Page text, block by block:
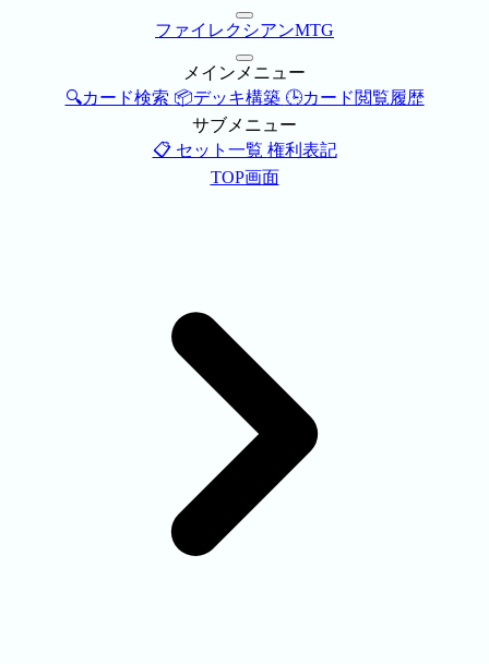
ファイレクシアンMTG
メインメニュー
🔍カード検索 📦デッキ構築 🕒カード閲覧履歴
サブメニュー
📋 セット一覧 権利表記
TOP画面